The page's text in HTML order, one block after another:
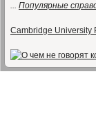
... Популярные
Cambridge University